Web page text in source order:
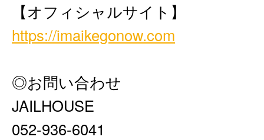
【オフィシャルサイト】
https://imaikegonow.com
◎お問い合わせ
JAILHOUSE
052-936-6041